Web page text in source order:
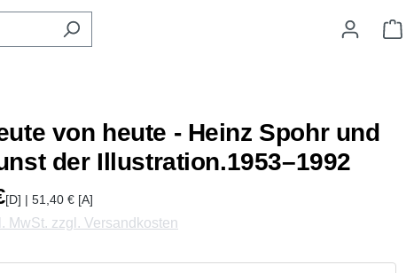
von heute - Heinz Spohr und
der Illustration.1953–1992
[D] | 51,40 € [A]
MwSt. zzgl. Versandkosten